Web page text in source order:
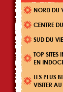
NORD DU
CENTRE
SUD DU
TOP SITES
EN
LES PLUS
VISITER